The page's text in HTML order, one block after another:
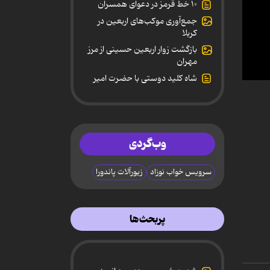
0
۱۰ خط قرمز در دعوای همسران
جمع‌آوری موکب‌های اربعین در
کربلا
بازگشت زوار اربعین حسینی از مرز
مهران
شاه کلید دوستی با حضرت امیر
وب‌گردی
سرویس خواب نوزاد زیورآلات پاندورا
پربحث‌ها